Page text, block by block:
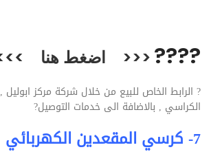
??
??
<<< اضغط هنا
? الرابط الخاص للبيع من خلال شركة مركز
الكراسي , بالاضافة الى خدمات التوصيل?
7- كرسي المقعدين الكهربائي :